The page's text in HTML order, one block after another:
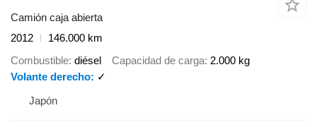
Camión caja abierta
2012
146.000 km
Combustible diésel Capacidad de carga 2.000 kg
Volante derecho
✓
Japón